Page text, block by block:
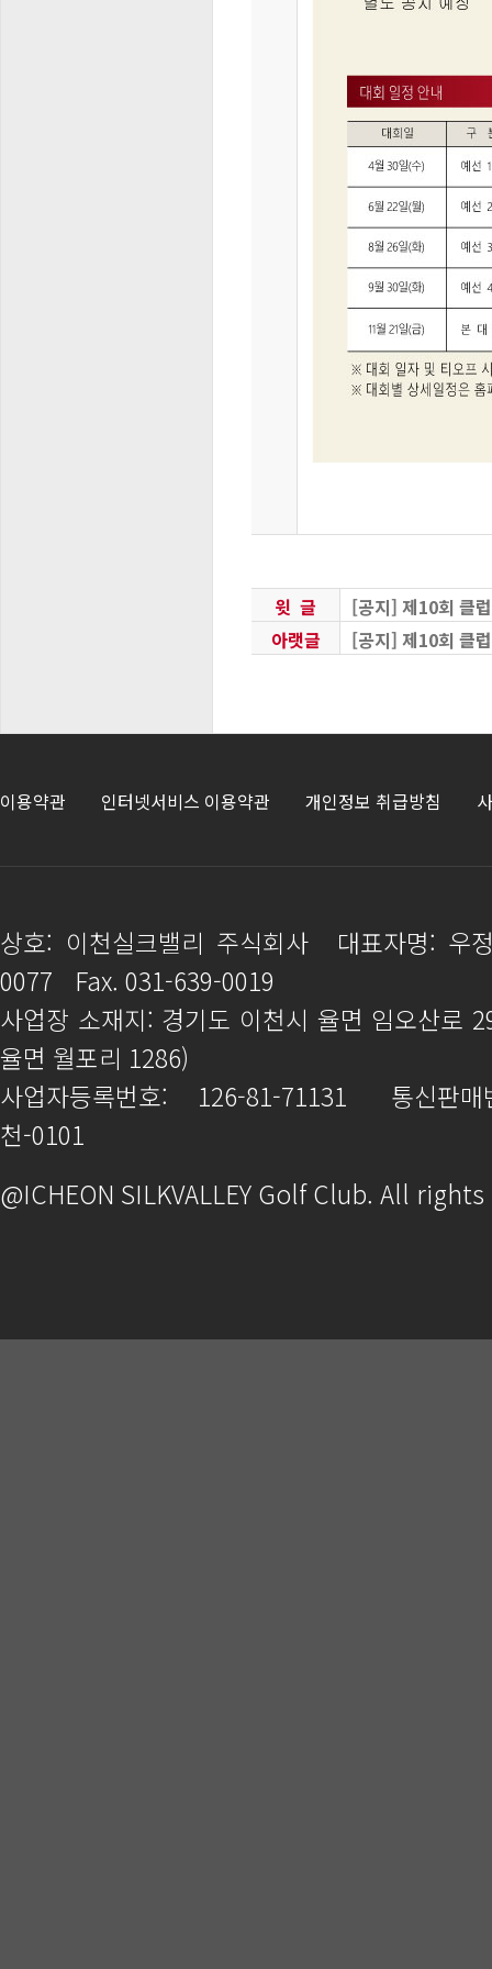
윗 글
[공지] 제10회 클
아랫글
[공지] 제10회 클
이용약관 인터넷서비스 이용약관 개인정보 취급방침
상호: 이천실크밸리 주식회사
대표자명: 우
0077
Fax. 031-639-0019
사업장 소재지: 경기도 이천시 율면 임오산로
율면 월포리 1286)
사업자등록번호: 126-81-71131
통신판
천-0101
@ICHEON SILKVALLEY Golf Club. All